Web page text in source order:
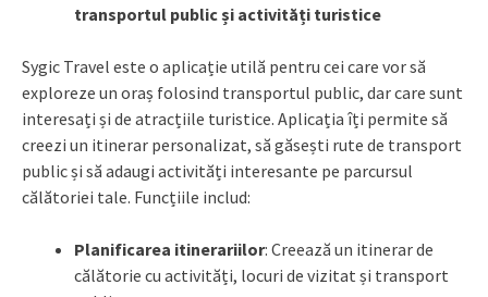
transportul public și activități turistice
Sygic Travel este o aplicație utilă pentru cei care vor să
exploreze un oraș folosind transportul public, dar care sunt
interesați și de atracțiile turistice. Aplicația îți permite să
creezi un itinerar personalizat, să găsești rute de transport
public și să adaugi activități interesante pe parcursul
călătoriei tale. Funcțiile includ:
Planificarea itinerariilor: Creează un itinerar de
călătorie cu activități, locuri de vizitat și transport